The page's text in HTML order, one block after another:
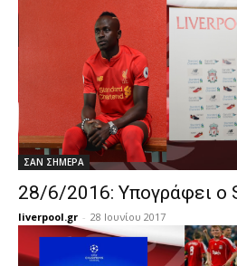
ΣΑΝ ΣΗΜΕΡΑ
28/6/2016: Υπογράφει ο
liverpool.gr - 28 Ιουνίου 2017